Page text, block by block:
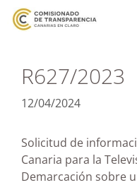
R627/2023
12/04/2024
Solicitud de
Canaria para la
Demarcación sobre